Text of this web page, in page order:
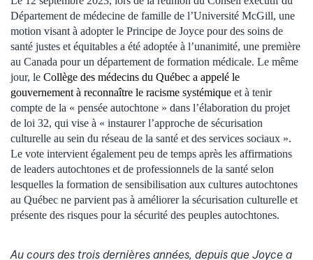
Département de médecine de famille de l’Université McGill, une
motion visant à adopter le Principe de Joyce pour des soins de
santé justes et équitables a été adoptée à l’unanimité, une première
au Canada pour un département de formation médicale. Le même
jour, le Collège des médecins du Québec a appelé le
gouvernement à reconnaître le racisme systémique et à tenir
compte de la « pensée autochtone » dans l’élaboration du projet
de loi 32, qui vise à « instaurer l’approche de sécurisation
culturelle au sein du réseau de la santé et des services sociaux ».
Le vote intervient également peu de temps après les affirmations
de leaders autochtones et de professionnels de la santé selon
lesquelles la formation de sensibilisation aux cultures autochtones
au Québec ne parvient pas à améliorer la sécurisation culturelle et
présente des risques pour la sécurité des peuples autochtones.
Au cours des trois dernières années, depuis que Joyce a